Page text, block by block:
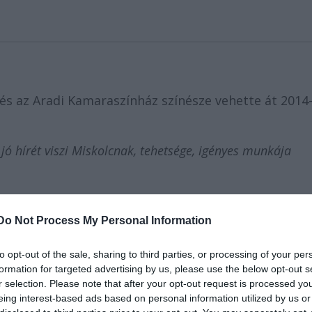
Not Process My Personal Information
opt-out of the sale, sharing to third parties, or processing of your
for targeted advertising by us, please use the below opt-out
selection. Please note that after your opt-out request is processed
interest-based ads based on personal information utilized by us
az Aradi Kamaraszínház színésze vehette át
hírét viszi Miskolcnak, tehetsége, igényes munkája
úgy, hogy május 11-én lesz Miskolc Város
a napon adott a településnek címeres
ünnepi közgyűlés keretében évente
el a tudomány, a kultúra, az oktatás, a
öregbítették Miskolc jó hírnevét.